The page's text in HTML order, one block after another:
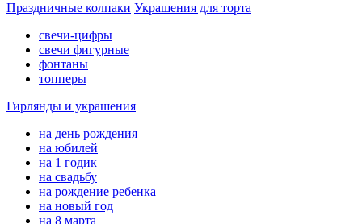
Праздничные колпаки Украшения для торта
свечи-цифры
свечи фигурные
фонтаны
топперы
Гирлянды и украшения
на день рождения
на юбилей
на 1 годик
на свадьбу
на рождение ребенка
на новый год
на 8 марта